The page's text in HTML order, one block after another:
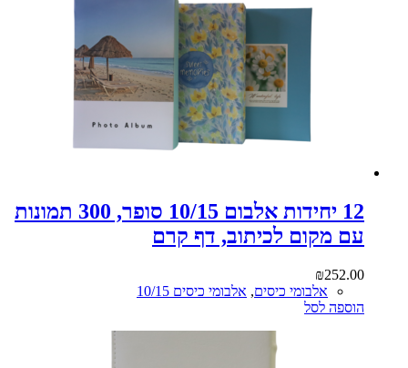
12 יחידות אלבום 10/15 סופר, 300 תמונות
עם מקום לכיתוב, דף קרם
₪252.00
אלבומי כיסים, אלבומי כיסים 10/15
הוספה לסל